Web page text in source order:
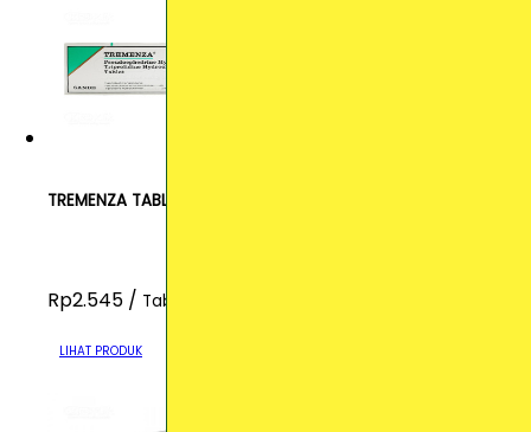
TREMENZA TABLET
Rp2.545 / Tablet
LIHAT PRODUK